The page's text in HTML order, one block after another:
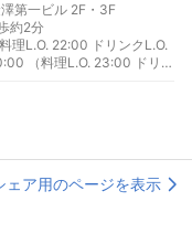
第一ビル 2F・3F
約2分
理L.O. 22:00 ドリンクL.O.
（料理L.O. 23:00 ドリン
ェア用のページを表示